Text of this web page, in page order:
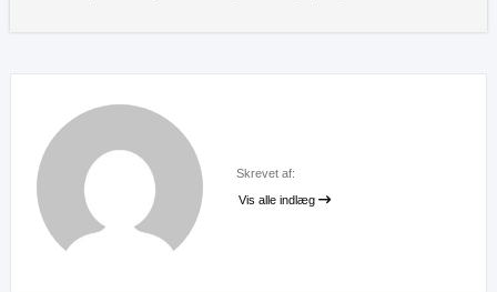
Skrevet af:
Vis alle indlæg